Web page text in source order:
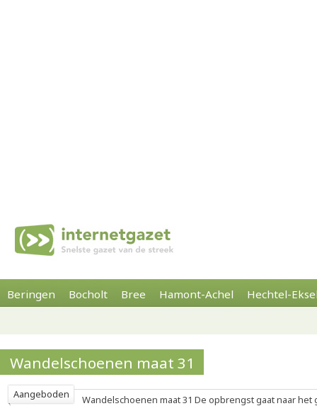
Beringen Bocholt Bree Hamont-Achel Hechtel-
Wandelschoenen maat 31
Aangeboden
Wandelschoenen maat 31 De opbrengst gaat naar het